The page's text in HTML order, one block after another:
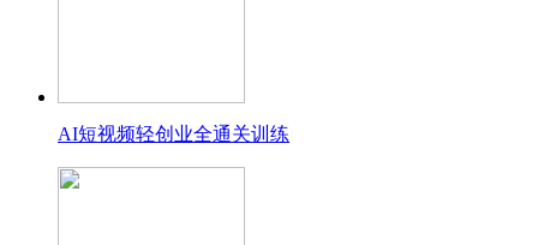
AI短视频轻创业全通关训练